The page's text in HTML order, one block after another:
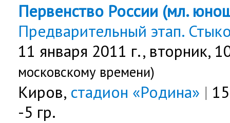
Первенство России (мл.
Предварительный этап.
11 января 2011 г., вторник,
московскому времени)
Киров, стадион «Родина» |
-5 гр.